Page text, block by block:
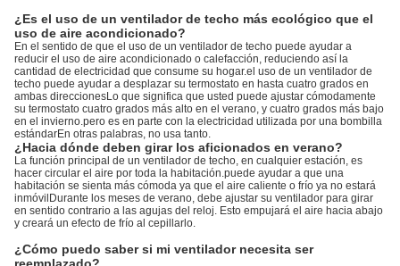
¿Es el uso de un ventilador de techo más ecológico que el
uso de aire acondicionado?
En el sentido de que el uso de un ventilador de techo puede ayudar a
reducir el uso de aire acondicionado o calefacción, reduciendo así la
cantidad de electricidad que consume su hogar.el uso de un ventilador de
techo puede ayudar a desplazar su termostato en hasta cuatro grados en
ambas direccionesLo que significa que usted puede ajustar cómodamente
su termostato cuatro grados más alto en el verano, y cuatro grados más bajo
en el invierno.pero es en parte con la electricidad utilizada por una bombilla
estándarEn otras palabras, no usa tanto.
¿Hacia dónde deben girar los aficionados en verano?
La función principal de un ventilador de techo, en cualquier estación, es
hacer circular el aire por toda la habitación.puede ayudar a que una
habitación se sienta más cómoda ya que el aire caliente o frío ya no estará
inmóvilDurante los meses de verano, debe ajustar su ventilador para girar
en sentido contrario a las agujas del reloj. Esto empujará el aire hacia abajo
y creará un efecto de frío al cepillarlo.
¿Cómo puedo saber si mi ventilador necesita ser
reemplazado?